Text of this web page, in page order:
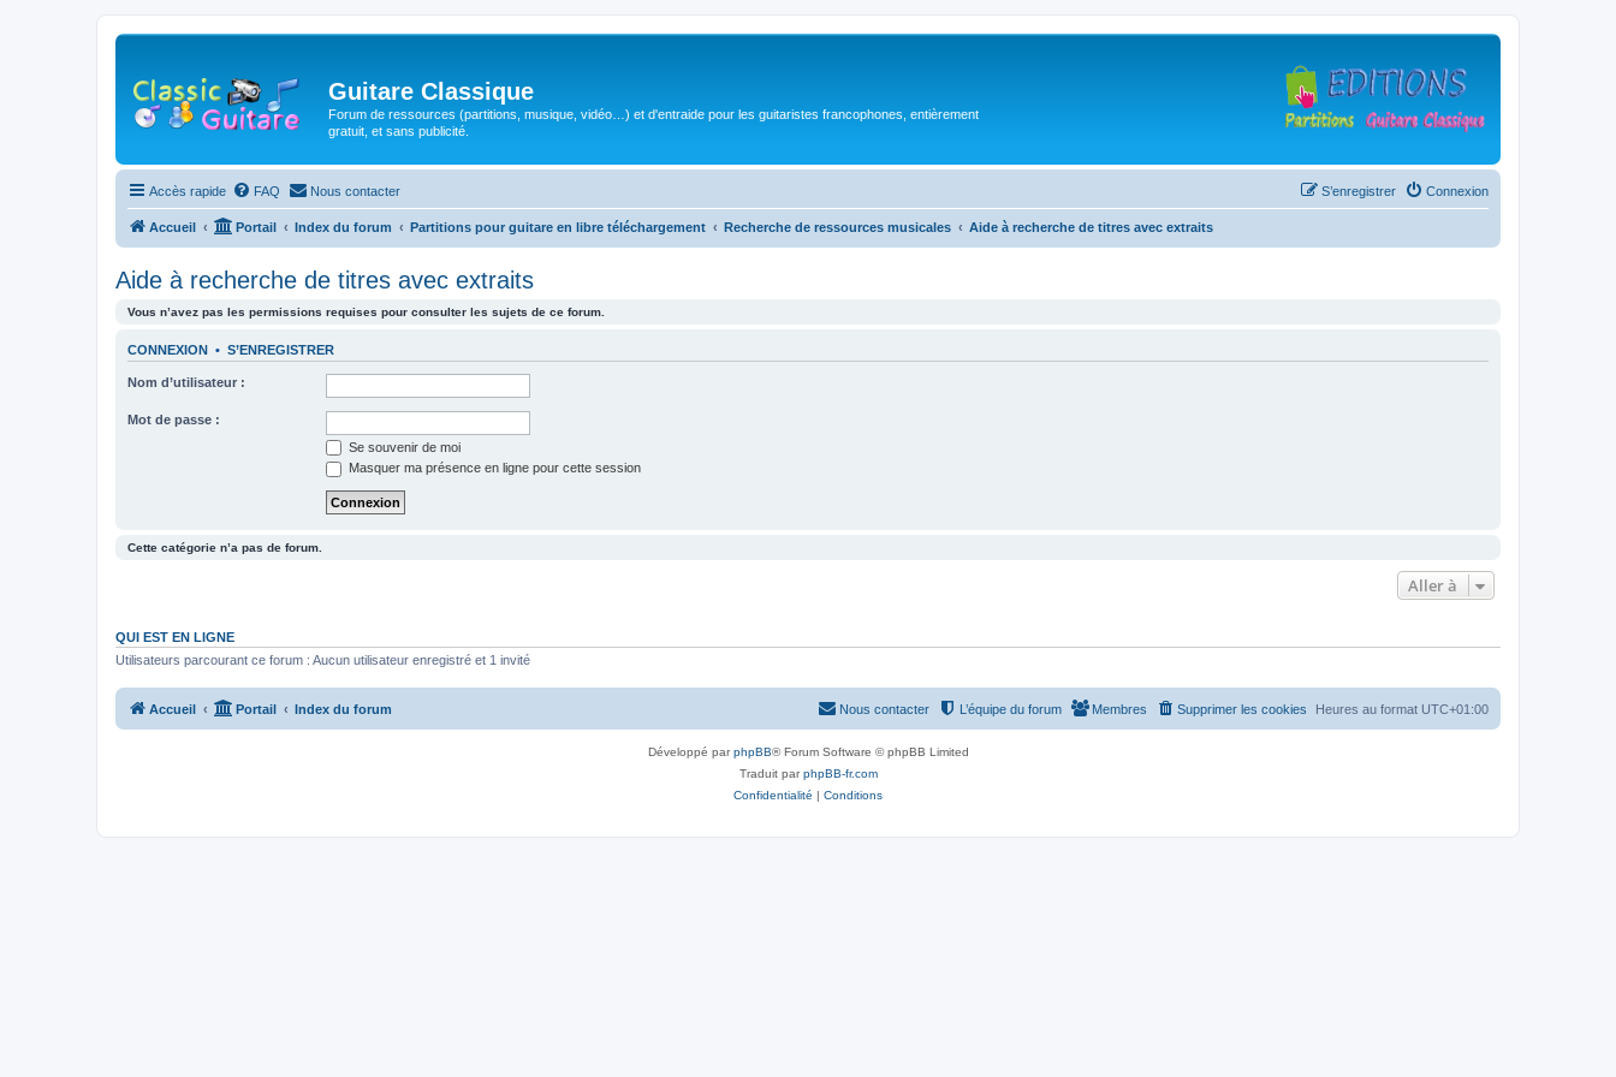
Guitare Classique
Forum de ressources (partitions, musique, vidéo…) et d'entraide pour les guitaristes francophones, entièrement
gratuit, et sans publicité.
Accès rapide FAQ Nous contacter Connexion
S’enregistrer
Accueil Portail Index du forum Partitions pour guitare en libre téléchargement Recherche de ressources musicales Aide à recherche de titres avec extraits
Aide à recherche de titres avec extraits
Vous n’avez pas les permissions requises pour consulter les sujets de ce forum.
CONNEXION • S’ENREGISTRER
Nom d’utilisateur :
Mot de passe :
Se souvenir de moi
Masquer ma présence en ligne pour cette session
Cette catégorie n’a pas de forum.
Aller à
QUI EST EN LIGNE
Utilisateurs parcourant ce forum : Aucun utilisateur enregistré et 1 invité
Accueil Portail Index du forum Heures au format UTC+01:00
Supprimer les cookies
Membres
L’équipe du forum
Nous contacter
Développé parphpBB® Forum Software © phpBB Limited
Traduit parphpBB-fr.com
Confidentialité | Conditions